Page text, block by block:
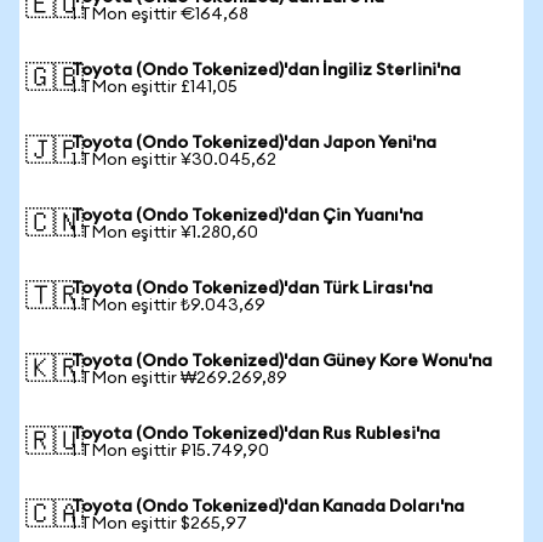
🇪🇺1 TMon eşittir €164,68
🇬🇧Toyota (Ondo Tokenized)'dan İngiliz Sterlini'na
1 TMon eşittir £141,05
🇯🇵Toyota (Ondo Tokenized)'dan Japon Yeni'na
1 TMon eşittir ¥30.045,62
🇨🇳Toyota (Ondo Tokenized)'dan Çin Yuanı'na
1 TMon eşittir ¥1.280,60
🇹🇷Toyota (Ondo Tokenized)'dan Türk Lirası'na
1 TMon eşittir ₺9.043,69
🇰🇷Toyota (Ondo Tokenized)'dan Güney Kore Wonu'na
1 TMon eşittir ₩269.269,89
🇷🇺Toyota (Ondo Tokenized)'dan Rus Rublesi'na
1 TMon eşittir ₽15.749,90
🇨🇦Toyota (Ondo Tokenized)'dan Kanada Doları'na
1 TMon eşittir $265,97